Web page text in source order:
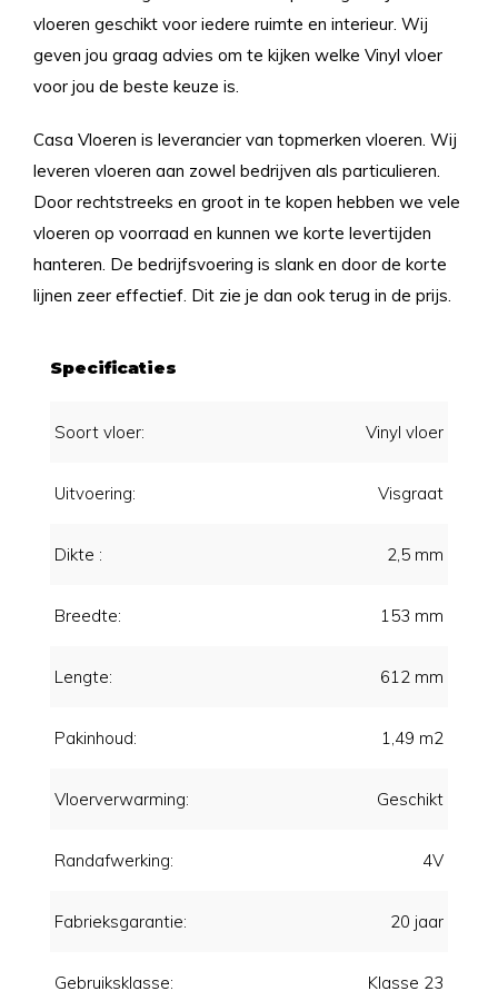
vloeren geschikt voor iedere ruimte en interieur. Wij
geven jou graag advies om te kijken welke Vinyl vloer
voor jou de beste keuze is.
Casa Vloeren is leverancier van topmerken vloeren. Wij
leveren vloeren aan zowel bedrijven als particulieren.
Door rechtstreeks en groot in te kopen hebben we vele
vloeren op voorraad en kunnen we korte levertijden
hanteren. De bedrijfsvoering is slank en door de korte
lijnen zeer effectief. Dit zie je dan ook terug in de prijs.
Specificaties
Soort vloer: Vinyl vloer
Uitvoering: Visgraat
Dikte : 2,5 mm
Breedte: 153 mm
Lengte: 612 mm
Pakinhoud: 1,49 m2
Vloerverwarming: Geschikt
Randafwerking: 4V
Fabrieksgarantie: 20 jaar
Gebruiksklasse: Klasse 23